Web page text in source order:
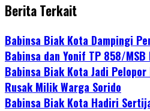
Berita Terkait
Babinsa Biak Kota Dampingi
Babinsa dan Yonif TP 858/MSB
Babinsa Biak Kota Jadi
Rusak Milik Warga Sorido
Babinsa Biak Kota Hadiri